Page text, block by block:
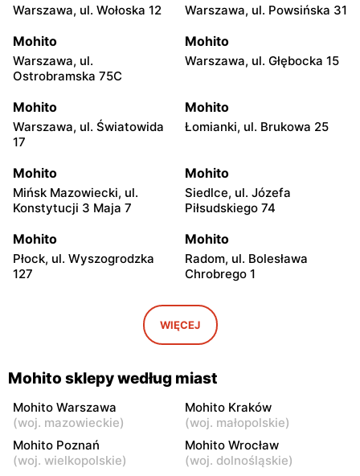
Warszawa, ul. Wołoska 12 Warszawa, ul. Powsińska 31
Mohito
Warszawa, ul.
Ostrobramska 75C
Mohito
Warszawa, ul. Głębocka 15
Mohito
Warszawa, ul. Światowida
17
Mohito
Łomianki, ul. Brukowa 25
Mohito
Mińsk Mazowiecki, ul.
Konstytucji 3 Maja 7
Mohito
Siedlce, ul. Józefa
Piłsudskiego 74
Mohito
Płock, ul. Wyszogrodzka
127
Mohito
Radom, ul. Bolesława
Chrobrego 1
Grzecznarowskiego 28
Mohito
Ostrołęka, ul. Gen. Augusta
Emila Fieldorfa Nila 28
Mohito
Łódź al. Marsz. Józefa
Piłsudskiego 15/23
Mohito
Mohito
Łódź, ul. Pabianicka 245
Mohito
Łomża, ul. Zawadzka 38
WIĘCEJ
Mohito sklepy według miast
Mohito Warszawa
(woj. mazowieckie)
Mohito Kraków
(woj. małopolskie)
Mohito Poznań
(woj. wielkopolskie)
Mohito Wrocław
(woj. dolnośląskie)